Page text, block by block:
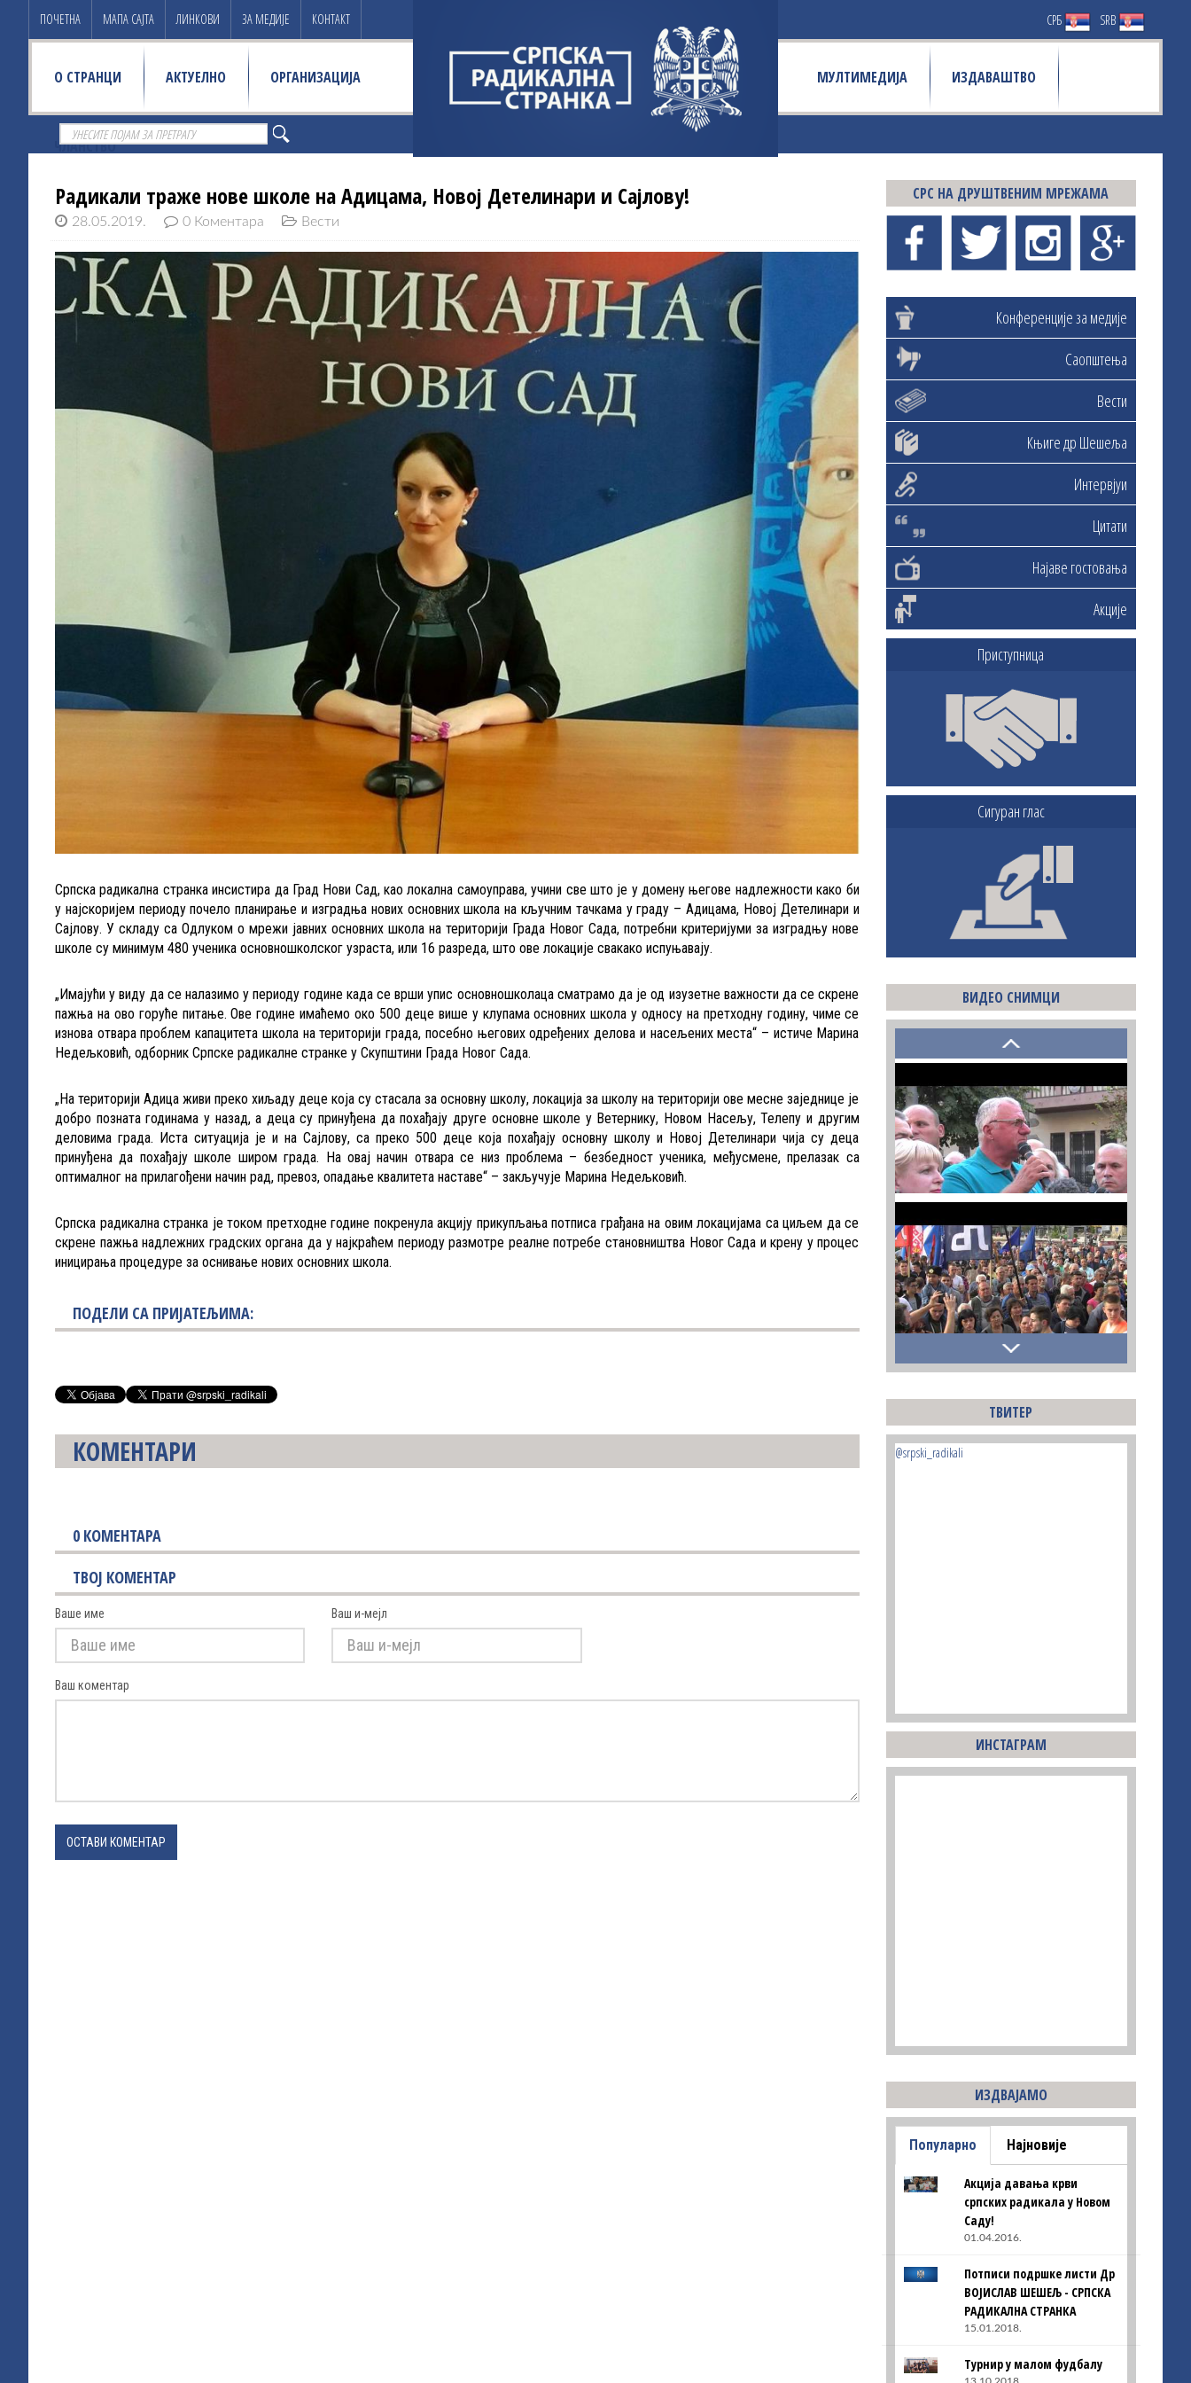
ПОЧЕТНА МАПА САЈТА ЛИНКОВИ ЗА МЕДИЈЕ КОНТАКТ СРБ SRB
О СТРАНЦИ АКТУЕЛНО ОРГАНИЗАЦИЈА МУЛТИМЕДИЈА ИЗДАВАШТВО
ЧЛАНСТВО
Радикали траже нове школе на Адицама, Новој Детелинари и Сајлову!
28.05.2019. 0 Коментара Вести
Српска радикална странка инсистира да Град Нови Сад, као локална самоуправа, учини све што је у домену његове надлежности како би
у најскоријем периоду почело планирање и изградња нових основних школа на кључним тачкама у граду – Адицама, Новој Детелинари и
Сајлову. У складу са Одлуком о мрежи јавних основних школа на територији Града Новог Сада, потребни критеријуми за изградњу нове
школе су минимум 480 ученика основношколског узраста, или 16 разреда, што ове локације свакако испуњавају.
„Имајући у виду да се налазимо у периоду године када се врши упис основношколаца сматрамо да је од изузетне важности да се скрене
пажња на ово горуће питање. Ове године имаћемо око 500 деце више у клупама основних школа у односу на претходну годину, чиме се
изнова отвара проблем капацитета школа на територији града, посебно његових одређених делова и насељених места“ – истиче Марина
Недељковић, одборник Српске радикалне странке у Скупштини Града Новог Сада.
„На територији Адица живи преко хиљаду деце која су стасала за основну школу, локација за школу на територији ове месне заједнице је
добро позната годинама у назад, а деца су принуђена да похађају друге основне школе у Ветернику, Новом Насељу, Телепу и другим
деловима града. Иста ситуација је и на Сајлову, са преко 500 деце која похађају основну школу и Новој Детелинари чија су деца
принуђена да похађају школе широм града. На овај начин отвара се низ проблема – безбедност ученика, међусмене, прелазак са
оптималног на прилагођени начин рад, превоз, опадање квалитета наставе“ – закључује Марина Недељковић.
Српска радикална странка је током претходне године покренула акцију прикупљања потписа грађана на овим локацијама са циљем да се
скрене пажња надлежних градских органа да у најкраћем периоду размотре реалне потребе становништва Новог Сада и крену у процес
иницирања процедуре за оснивање нових основних школа.
ПОДЕЛИ СА ПРИЈАТЕЉИМА:
КОМЕНТАРИ
0 КОМЕНТАРА
ТВОЈ КОМЕНТАР
Ваше име Ваш и-мејл
Ваш коментар
ОСТАВИ КОМЕНТАР
СРС НА ДРУШТВЕНИМ МРЕЖАМА
Конференције за медије
Саопштења
Вести
Књиге др Шешеља
Интервјуи
Цитати
Најаве гостовања
Акције
Приступница
Сигуран глас
ВИДЕО СНИМЦИ
ТВИТЕР
@srpski_radikali
ИНСТАГРАМ
ИЗДВАЈАМО
Популарно Најновије
Акција давања крви
српских радикала у Новом
Саду!
01.04.2016.
Потписи подршке листи Др
ВОЈИСЛАВ ШЕШЕЉ - СРПСКА
РАДИКАЛНА СТРАНКА
15.01.2018.
Турнир у малом фудбалу